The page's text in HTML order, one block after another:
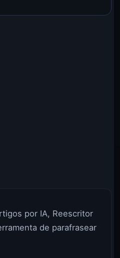
por IA, Reescritor
de parafrasear